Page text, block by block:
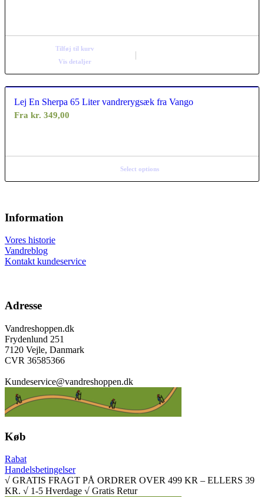
Tilføj til kurv
Vis detaljer
Lej En Sherpa 65 Liter vandrerygsæk fra Vango
Fra kr. 349,00
Select options
Information
Vores historie
Vandreblog
Kontakt kundeservice
Adresse
Vandreshoppen.dk
Frydenlund 251
7120 Vejle, Danmark
CVR 36585366
Kundeservice@vandreshoppen.dk
Køb
Rabat
Handelsbetingelser
√ GRATIS FRAGT PÅ ORDRER OVER 499 KR – ELLERS 39
KR. √ 1-5 Hverdage √ Gratis Retur